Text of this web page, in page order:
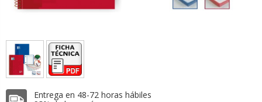
Entrega en 48-72 horas hábiles